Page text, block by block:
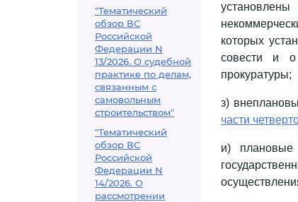
"Тематический
обзор ВС
Российской
Федерации N
13/2026. О судебной
практике по делам,
связанным с
самовольным
строительством"
"Тематический
обзор ВС
Российской
Федерации N
14/2026. О
рассмотрении
установлены
которых
совести и о
прокуратуры;
з)
части
и) плановые